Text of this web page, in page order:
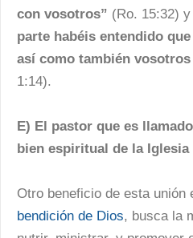
con vosotros” (Ro. 15:32) y
parte habéis entendido
así como también
1:14).
E) El pastor que es
bien espiritual de la Iglesia
Otro beneficio de esta unión
bendición de Dios, busca la